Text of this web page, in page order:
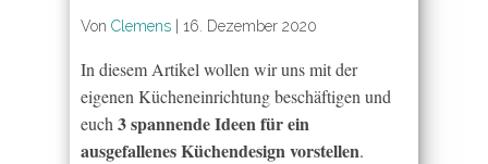
Von Clemens 16. Dezember 2020
In diesem Artikel wollen wir uns mit der
eigenen Kücheneinrichtung beschäftigen und
euch 3 spannende Ideen für ein
ausgefallenes Küchendesign vorstellen.